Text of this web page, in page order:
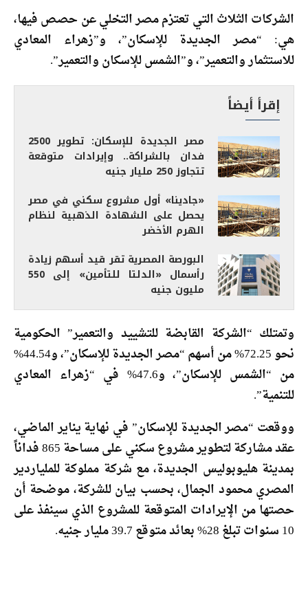
الشركات الثلاث التي تعتزم مصر التخلي عن حصص فيها،
هي: “مصر الجديدة للإسكان”، و”زهراء المعادي
للاستثمار والتعمير”، و”الشمس للإسكان والتعمير”.
إقرأ أيضاً
مصر الجديدة للإسكان: تطوير 2500
فدان بالشراكة.. وإيرادات متوقعة
تتجاوز 250 مليار جنيه
«جادينا» أول مشروع سكني في مصر
يحصل على الشهادة الذهبية لنظام
الهرم الأخضر
البورصة المصرية تقر قيد أسهم زيادة
رأسمال «الدلتا للتأمين» إلى 550
مليون جنيه
وتمتلك “الشركة القابضة للتشييد والتعمير” الحكومية
نحو 72.25% من أسهم “مصر الجديدة للإسكان”، و44.54%
من “الشمس للإسكان”، و47.6% في “زهراء المعادي
للتنمية”.
ووقعت “مصر الجديدة للإسكان” في نهاية يناير الماضي،
عقد مشاركة لتطوير مشروع سكني على مساحة 865 فداناً
بمدينة هليوبوليس الجديدة، مع شركة مملوكة للملياردير
المصري محمود الجمال، بحسب بيان للشركة، موضحة أن
حصتها من الإيرادات المتوقعة للمشروع الذي سينفذ على
10 سنوات تبلغ 28% بعائد متوقع 39.7 مليار جنيه.